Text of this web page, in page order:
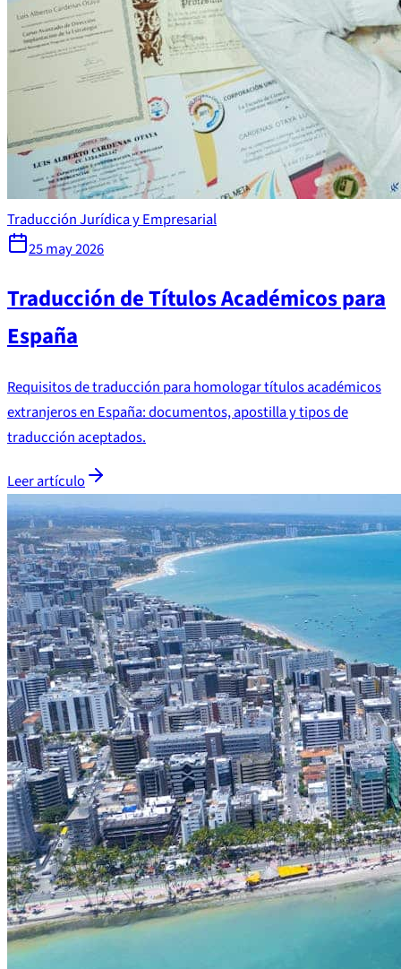
Traducción Jurídica y Empresarial
25 may 2026
Traducción de Títulos Académicos para
España
Requisitos de traducción para homologar títulos académicos
extranjeros en España: documentos, apostilla y tipos de
traducción aceptados.
Leer artículo